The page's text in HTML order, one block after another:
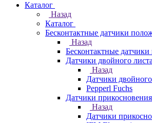
Каталог
Назад
Каталог
Бесконтактные датчики
Назад
Бесконтактные
Датчики двойного листа
Назад
Датчики
Pepperl Fuchs
Датчики прикосновения
Назад
Датчики